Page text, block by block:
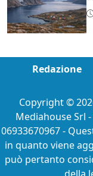
Redazione
Copyright ©
Mediahouse Srl -
06933670967 -
in quanto viene
può pertanto